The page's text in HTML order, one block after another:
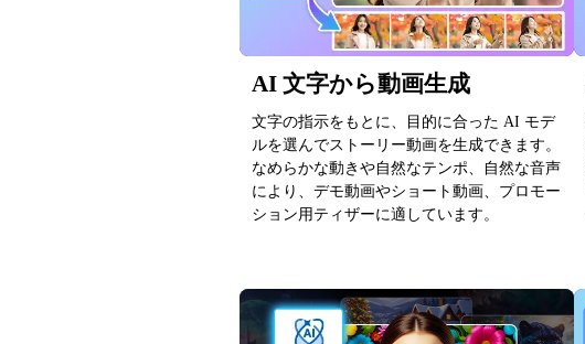
AI 文字から動画生成
文字の指示をもとに、目的に合った AI モデ
ルを選んでストーリー動画を生成できます。
なめらかな動きや自然なテンポ、自然な音声
により、デモ動画やショート動画、プロモー
ション用ティザーに適しています。